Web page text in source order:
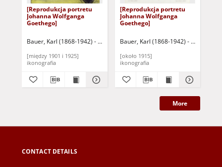
[Reprodukcja portretu
Johanna Wolfganga
Goethego]
Bauer, Karl (1868-1942) - oryginał
[między 1901 i 1925]
ikonografia
[Reprodukcja portretu
Johanna Wolfganga
Goethego]
Bauer, Karl (1868-1942) - oryginał
[około 1915]
ikonografia
More
CONTACT DETAILS